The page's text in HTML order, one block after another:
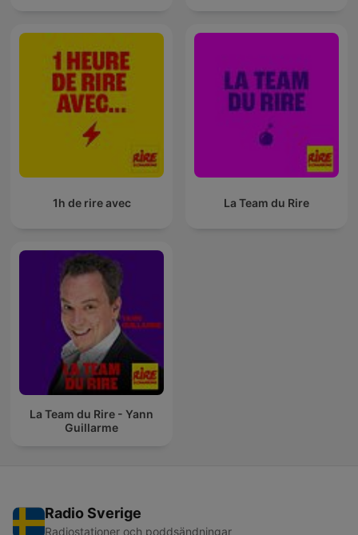
1h de rire avec La Team du Rire
La Team du Rire - Yann
Guillarme
Radio Sverige
Radiostationer och poddsändningar